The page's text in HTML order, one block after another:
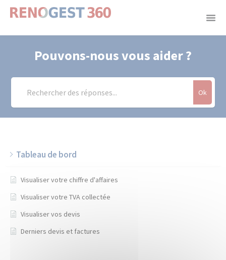
Pouvons-nous vous aider ?
Ok
Tableau de bord
Visualiser votre chiffre d'affaires
Visualiser votre TVA collectée
Visualiser vos devis
Derniers devis et factures
Panneau de gestion des cookies